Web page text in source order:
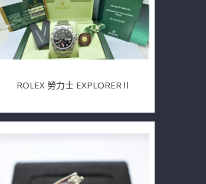
ROLEX 勞力士 EXPLORERⅡ